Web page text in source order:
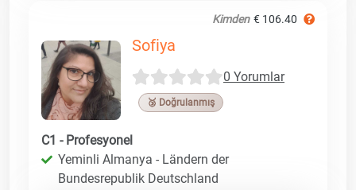
Kimden € 106.40
Sofiya
0 Yorumlar
🥉 Doğrulanmış
C1 - Profesyonel
Yeminli Almanya - Ländern der
Bundesrepublik Deutschland